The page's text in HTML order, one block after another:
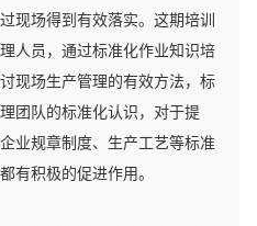
现场得到有效落实。这期培训
人员，通过标准化作业知识培
现场生产管理的有效方法，标
团队的标准化认识，对于提
业规章制度、生产工艺等标准
有积极的促进作用。